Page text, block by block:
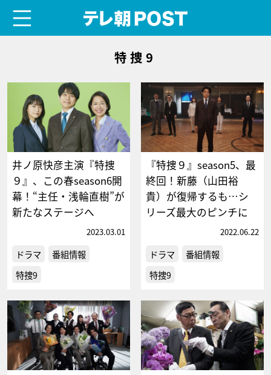
特捜9
井ノ原快彦主演『特捜
９』、この春season6開
幕！“主任・浅輪直樹”が
新たなステージへ
2023.03.01
ドラマ
番組情報
特捜9
『特捜９』season5、最
終回！新藤（山田裕
貴）が復帰するも…シ
リーズ最大のピンチに
2022.06.22
ドラマ
番組情報
特捜9